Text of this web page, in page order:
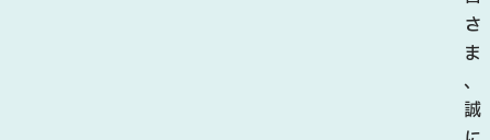
さ
ま
、
誠